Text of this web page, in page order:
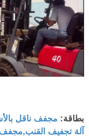
بطاقة: مجفف ناقل
آلة تجفيف القنب,مجفف